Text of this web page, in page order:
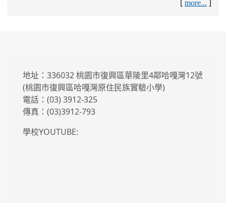
[ more... ]
地址：336032 桃園市復興區華陵里4鄰哈嘎灣12號
(桃園市復興區哈嘎灣原住民族實驗小學)
電話：(03) 3912-325
傳真：(03)3912-793
學校YOUTUBE: